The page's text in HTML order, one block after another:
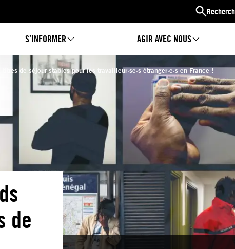
S’INFORMER AGIR AVEC NOUS
de séjour stables pour les travailleur·se·s étranger·e·s en France !
de